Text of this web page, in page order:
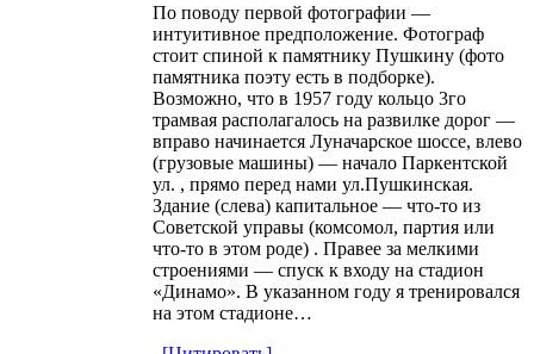
По поводу первой фотографии —
интуитивное предположение. Фотограф
стоит спиной к памятнику Пушкину (фото
памятника поэту есть в подборке).
Возможно, что в 1957 году кольцо 3го
трамвая располагалось на развилке дорог —
вправо начинается Луначарское шоссе, влево
(грузовые машины) — начало Паркентской
ул. , прямо перед нами ул.Пушкинская.
Здание (слева) капитальное — что-то из
Советской управы (комсомол, партия или
что-то в этом роде) . Правее за мелкими
строениями — спуск к входу на стадион
«Динамо». В указанном году я тренировался
на этом стадионе…